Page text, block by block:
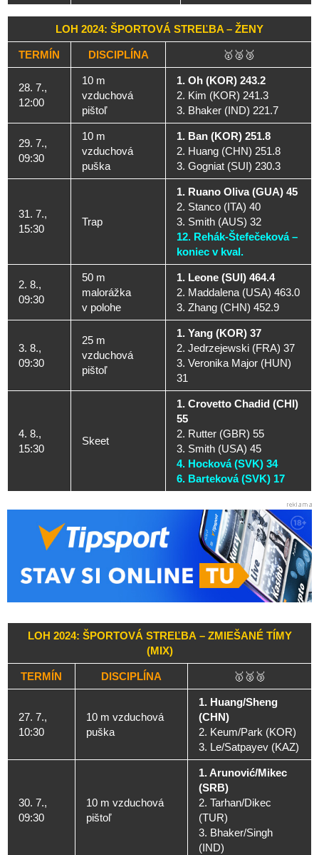
LOH 2024: ŠPORTOVÁ STREĽBA – ŽENY
TERMÍN DISCIPLÍNA 🥇🥈🥉
28. 7.,
12:00
10 m
vzduchová
pištoľ
1. Oh (KOR) 243.2
2. Kim (KOR) 241.3
3. Bhaker (IND) 221.7
29. 7.,
09:30
10 m
vzduchová
puška
1. Ban (KOR) 251.8
2. Huang (CHN) 251.8
3. Gogniat (SUI) 230.3
31. 7.,
15:30
Trap
1. Ruano Oliva (GUA) 45
2. Stanco (ITA) 40
3. Smith (AUS) 32
12. Rehák-Štefečeková –
koniec v kval.
2. 8.,
09:30
50 m
malorážka
v polohe
1. Leone (SUI) 464.4
2. Maddalena (USA) 463.0
3. Zhang (CHN) 452.9
3. 8.,
09:30
25 m
vzduchová
pištoľ
1. Yang (KOR) 37
2. Jedrzejewski (FRA) 37
3. Veronika Major (HUN)
31
4. 8.,
15:30
Skeet
1. Crovetto Chadid (CHI)
55
2. Rutter (GBR) 55
3. Smith (USA) 45
4. Hocková (SVK) 34
6. Barteková (SVK) 17
LOH 2024: ŠPORTOVÁ STREĽBA – ZMIEŠANÉ TÍMY
(MIX)
TERMÍN DISCIPLÍNA 🥇🥈🥉
27. 7.,
10:30
10 m vzduchová
puška
1. Huang/Sheng
(CHN)
2. Keum/Park (KOR)
3. Le/Satpayev (KAZ)
30. 7.,
09:30
10 m vzduchová
pištoľ
1. Arunović/Mikec
(SRB)
2. Tarhan/Dikec
(TUR)
3. Bhaker/Singh
(IND)